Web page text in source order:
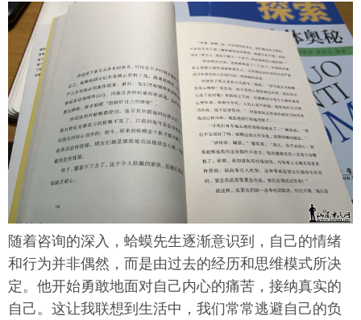
随着咨询的深入，蛤蟆先生逐渐意识到，自己的情绪
和行为并非偶然，而是由过去的经历和思维模式所决
定。他开始勇敢地面对自己内心的痛苦，接纳真实的
自己。这让我联想到生活中，我们常常逃避自己的负